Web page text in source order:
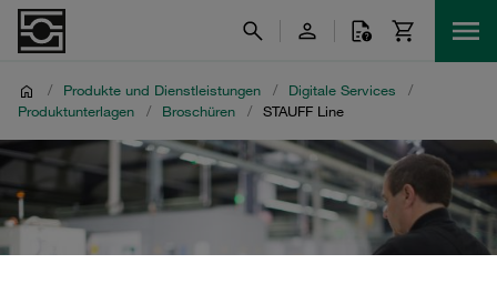
/ Produkte und Dienstleistungen / Digitale Services
/
Produktunterlagen
/ Broschüren / STAUFF Line